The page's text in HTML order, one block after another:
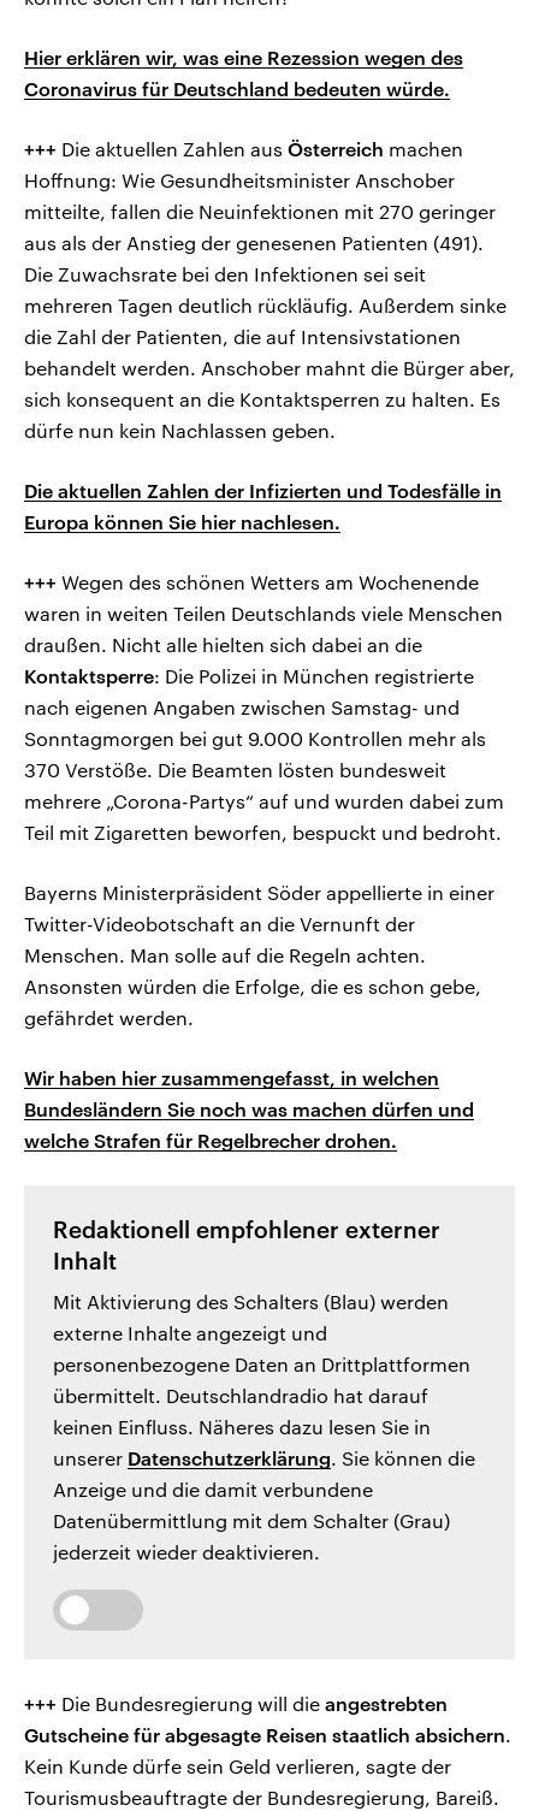
Hier erklären wir, was eine Rezession wegen des
Coronavirus für Deutschland bedeuten würde.
+++ Die aktuellen Zahlen aus Österreich machen
Hoffnung: Wie Gesundheitsminister Anschober
mitteilte, fallen die Neuinfektionen mit 270 geringer
aus als der Anstieg der genesenen Patienten (491).
Die Zuwachsrate bei den Infektionen sei seit
mehreren Tagen deutlich rückläufig. Außerdem sinke
die Zahl der Patienten, die auf Intensivstationen
behandelt werden. Anschober mahnt die Bürger aber,
sich konsequent an die Kontaktsperren zu halten. Es
dürfe nun kein Nachlassen geben.
Die aktuellen Zahlen der Infizierten und Todesfälle in
Europa können Sie hier nachlesen.
+++ Wegen des schönen Wetters am Wochenende
waren in weiten Teilen Deutschlands viele Menschen
draußen. Nicht alle hielten sich dabei an die
Kontaktsperre: Die Polizei in München registrierte
nach eigenen Angaben zwischen Samstag- und
Sonntagmorgen bei gut 9.000 Kontrollen mehr als
370 Verstöße. Die Beamten lösten bundesweit
mehrere „Corona-Partys“ auf und wurden dabei zum
Teil mit Zigaretten beworfen, bespuckt und bedroht.
Bayerns Ministerpräsident Söder appellierte in einer
Twitter-Videobotschaft an die Vernunft der
Menschen. Man solle auf die Regeln achten.
Ansonsten würden die Erfolge, die es schon gebe,
gefährdet werden.
Wir haben hier zusammengefasst, in welchen
Bundesländern Sie noch was machen dürfen und
welche Strafen für Regelbrecher drohen.
Redaktionell empfohlener externer
Inhalt
Mit Aktivierung des Schalters (Blau) werden
externe Inhalte angezeigt und
personenbezogene Daten an Drittplattformen
übermittelt. Deutschlandradio hat darauf
keinen Einfluss. Näheres dazu lesen Sie in
unserer Datenschutzerklärung. Sie können die
Anzeige und die damit verbundene
Datenübermittlung mit dem Schalter (Grau)
jederzeit wieder deaktivieren.
+++ Die Bundesregierung will die angestrebten
Gutscheine für abgesagte Reisen staatlich absichern.
Kein Kunde dürfe sein Geld verlieren, sagte der
Tourismusbeauftragte der Bundesregierung, Bareiß.